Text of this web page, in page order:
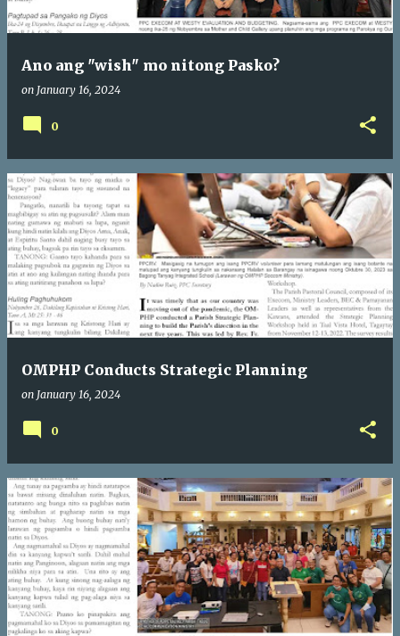
Ano ang "wish" mo nitong Pasko?
on January 16, 2024
0
OMPHP Conducts Strategic Planning
on January 16, 2024
0